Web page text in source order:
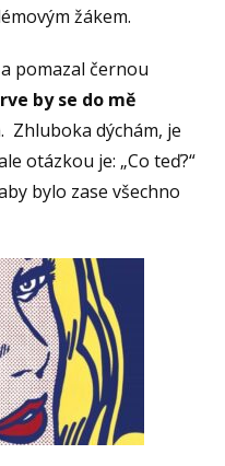
žákem.
pomazal černou
by se do mě
Zhluboka dýchám, je
otázkou je: „Co teď?“
bylo zase všechno